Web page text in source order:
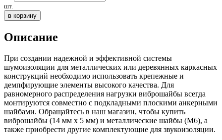
шт.
в корзину
Описание
При создании надежной и эффективной системы
шумоизоляции для металлических или деревянных каркасных
конструкций необходимо использовать крепежные и
демпфирующие элементы высокого качества. Для
равномерного распределения нагрузки виброшайбы всегда
монтируются совместно с подкладными плоскими анкерными
шайбами. Обращайтесь в наш магазин, чтобы купить
виброшайбы (14 мм х 5 мм) и металлические шайбы (М6), а
также приобрести другие комплектующие для звукоизоляции.